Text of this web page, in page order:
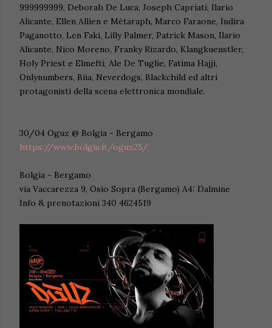
999999999, Deborah De Luca, Joseph Capriati, Ilario
Alicante, Ellen Allien e Métaraph, Marco Faraone, Indira
Paganotto, Len Faki, Lilly Palmer, Patrick Mason, Ilario
Alicante, Nico Moreno, Franky Rizardo, Klangkuenstler,
Holy Priest e Elmefti, Ale De Tuglie, Fatima Hajji,
Onlynumbers, Biia, Neverdogs, Blackchild ed altri
protagonisti della scena elettronica mondiale.
30/04 Oguz @ Bolgia - Bergamo
https://www.bolgia.it/oguz25/
Bolgia - Bergamo
via Vaccarezza 9, Osio Sopra (Bergamo) A4: Dalmine
Info & prenotazioni 340 4624519